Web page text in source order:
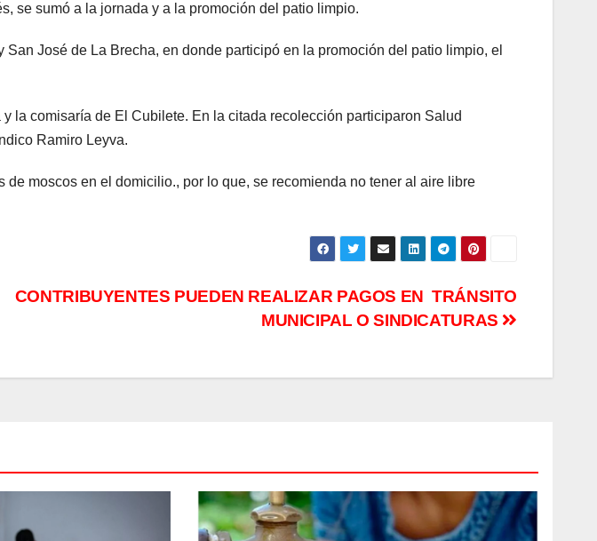
se sumó a la jornada y a la promoción del patio limpio.
José de La Brecha, en donde participó en la promoción del patio limpio, el
la comisaría de El Cubilete. En la citada recolección participaron Salud
Ramiro Leyva.
moscos en el domicilio., por lo que, se recomienda no tener al aire libre
CONTRIBUYENTES PUEDEN REALIZAR PAGOS EN TRÁNSITO
MUNICIPAL O SINDICATURAS